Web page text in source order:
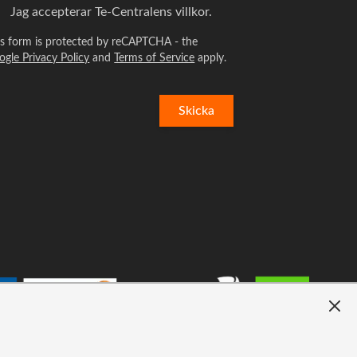
Jag accepterar Te-Centralens villkor.
form is protected by reCAPTCHA - the
Privacy Policy and Terms of Service apply.
Skicka